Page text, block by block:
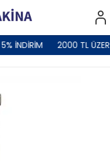
İNDİRİM 2000 TL